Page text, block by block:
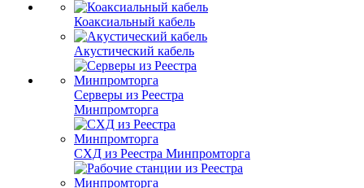
Коаксиальный кабель
Акустический кабель
Серверы из Реестра
Минпромторга
СХД из Реестра Минпромторга